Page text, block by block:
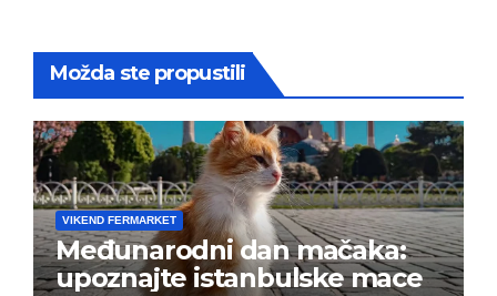
Možda ste propustili
VIKEND FERMARKET
Međunarodni dan mačaka:
upoznajte istanbulske mace